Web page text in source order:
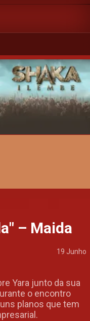
– Maida
19 Junho
Yara junto da sua
o encontro
planos que tem